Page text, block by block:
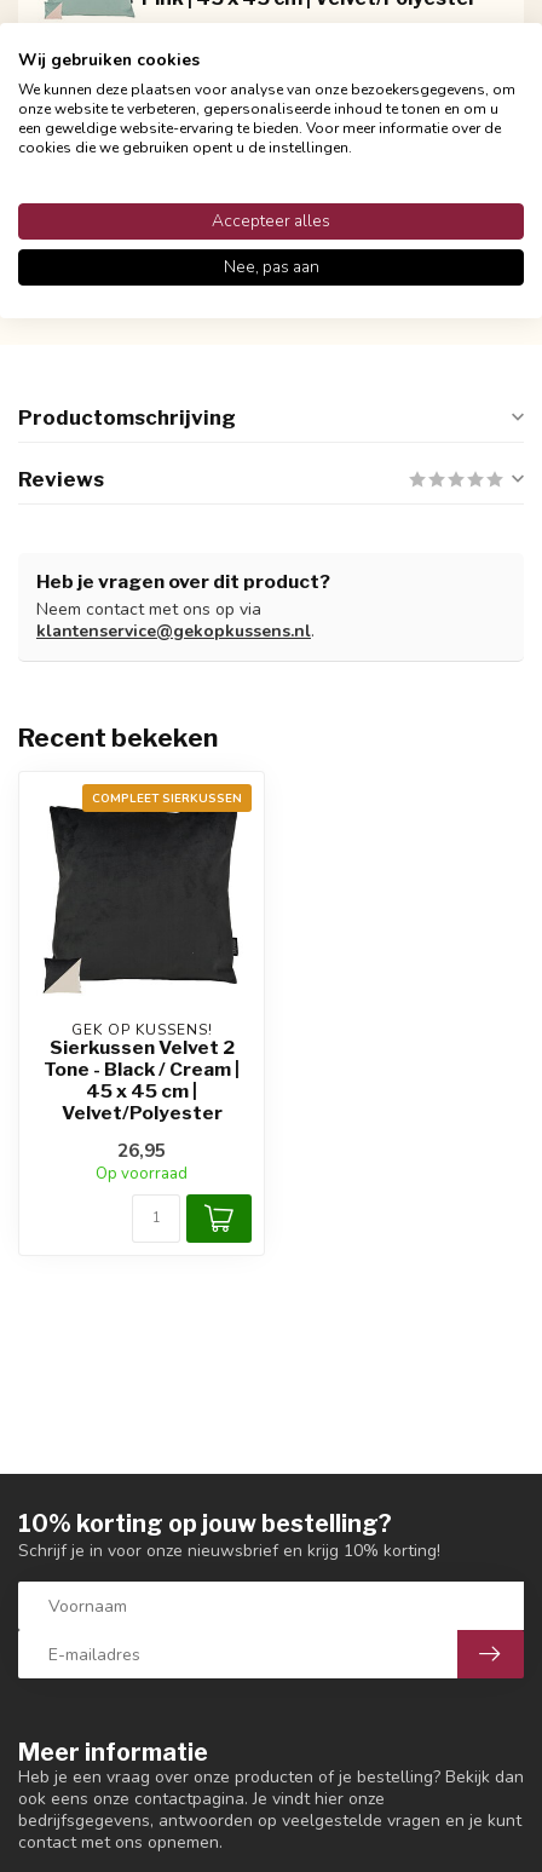
€ 24.95 Incl. btw
Persoonlijke klantenservices
Productomschrijving
Reviews
Heb je vragen over dit product?
Neem contact met ons op via
klantenservice@gekopkussens.nl.
Recent bekeken
COMPLEET SIERKUSSEN
GEK OP KUSSENS!
Sierkussen Velvet 2
Tone - Black / Cream |
45 x 45 cm |
Velvet/Polyester
26,95
Op voorraad
Meer informatie
Heb je een vraag over onze producten of je bestelling? Bekijk dan
ook eens onze contactpagina. Je vindt hier onze
bedrijfsgegevens, antwoorden op veelgestelde vragen en je kunt
contact met ons opnemen.
10% korting op jouw bestelling?
Schrijf je in voor onze nieuwsbrief en krijg 10% korting!
Wij gebruiken cookies
We kunnen deze plaatsen voor analyse van onze bezoekersgegevens, om
onze website te verbeteren, gepersonaliseerde inhoud te tonen en om u
een geweldige website-ervaring te bieden. Voor meer informatie over de
cookies die we gebruiken opent u de instellingen.
Accepteer alles
Nee, pas aan